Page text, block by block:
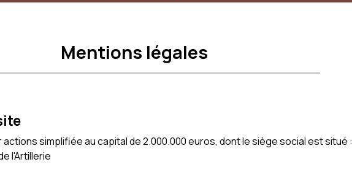
place
Mentions légales
actions simplifiée au capital de 2.000.000 euros, dont le siège social est situé :
l'Artillerie